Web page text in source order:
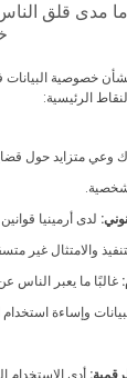
ما مدى قلق
خصوصية البيانات
الرئيسية:
وعي متزايد حول
لدى أرمينيا
والامتثال غير
غالبًا ما يعبر الناس
وإساءة
أدى الاستخدام